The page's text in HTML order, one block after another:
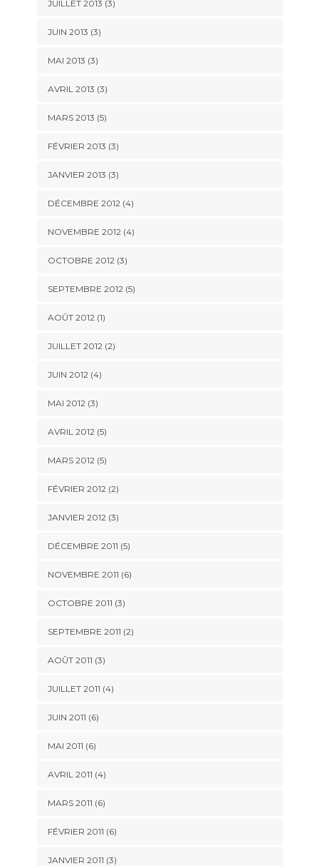
JUILLET 2013 (3)
JUIN 2013 (3)
MAI 2013 (3)
AVRIL 2013 (3)
MARS 2013 (5)
FÉVRIER 2013 (3)
JANVIER 2013 (3)
DÉCEMBRE 2012(4)
NOVEMBRE 2012(4)
OCTOBRE 2012(3)
SEPTEMBRE 2012(5)
AOÛT 2012(1)
JUILLET 2012(2)
JUIN 2012(4)
MAI 2012(3)
AVRIL 2012(5)
MARS 2012(5)
FÉVRIER 2012(2)
JANVIER 2012(3)
DÉCEMBRE 2011 (5)
NOVEMBRE 2011 (6)
OCTOBRE 2011 (3)
SEPTEMBRE 2011 (2)
AOÛT 2011 (3)
JUILLET 2011 (4)
JUIN 2011 (6)
MAI 2011 (6)
AVRIL 2011 (4)
MARS 2011 (6)
FÉVRIER 2011 (6)
JANVIER 2011 (3)